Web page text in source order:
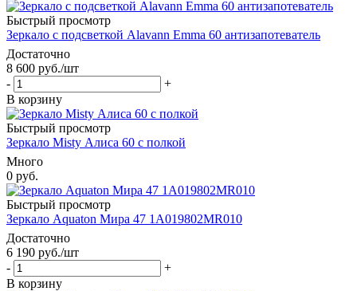
Быстрый просмотр
Зеркало с подсветкой Alavann Emma 60 антизапотеватель
Достаточно
8 600 руб./шт
-
+
В корзину
Быстрый просмотр
Зеркало Misty Алиса 60 с полкой
Много
0 руб.
Быстрый просмотр
Зеркало Aquaton Мира 47 1A019802MR010
Достаточно
6 190 руб./шт
-
+
В корзину